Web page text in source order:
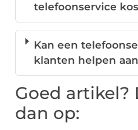
telefoonservice
Kan een
klanten helpen
Goed artikel?
dan op: